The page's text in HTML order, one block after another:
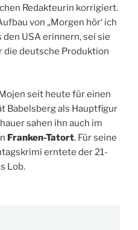
Redakteurin korrigiert.
von „Morgen hör‘ ich
USA erinnern, sei sie
die deutsche Produktion
seit heute für einen
Babelsberg als Hauptfigur
sahen ihn auch im
Franken-Tatort. Für seine
erntete der 21-
Lob.